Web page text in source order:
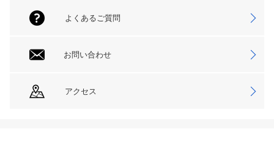
よくあるご質問
お問い合わせ
アクセス